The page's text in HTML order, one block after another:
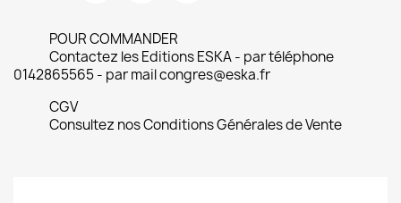
POUR COMMANDER
Contactez les Editions ESKA - par téléphone
0142865565 - par mail congres@eska.fr
CGV
Consultez nos Conditions Générales de Vente